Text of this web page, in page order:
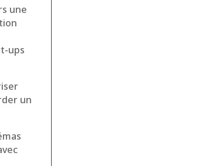
une
ups
un